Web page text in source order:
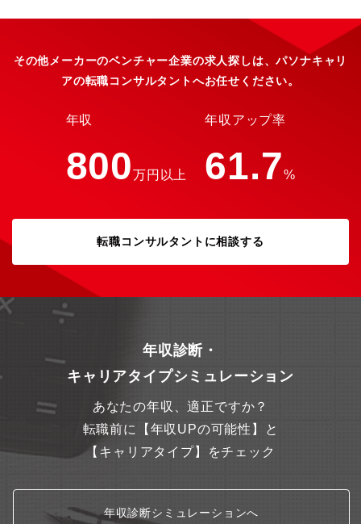
単なる製品開発ではなく、日本の製造業の復権をかけた「産業創
出」に挑めます。・UTM（運航管理システム）で世界シェアトッ
プクラスの実績を持つ当社だからこそ、ハードとソフトが高度に
融合した戦いが可能です。・自分が主体となって携わったプロダ
クトが海外で展開され、大きな社会的インパクトを持つことが出
「Unlock “X” Dimensions（異なる次元を融合し、豊かな未来を
空飛ぶクルマの運航を実現するための運航管理システム（UTM）
の開発・提供にも注力し、幅広い産業に貢献しています。主に、
Industry Insightsが発表する『ドローンサービス企業 世界ランキ
でトップ3にランクインしています。ドローンや空飛ぶクルマの普
及を見据え、低い空域の安全かつ効率的な移動を支える“低空域経
済圏のグローバルプラットフォーマー”として社会課題の解決を目
指します。▼大きなトピック・2022年シリーズBにて80億円の資
ャー企業として国交省ファンドから初出資・2023年1月世界時価
総額2位のアラムコのVCよりアジア初の資金調達、サウジアラビ
アに子会社設立（現在累計資金調達額：126億円）・グローバルコ
新・国土交通省、経済産業省が共同事務局で運営する「空の移動
革命に向けた官民協議会」に参画・「日本スタートアップ大賞
（https://speakerdeck.com/terradrone1/terradrone-
その他メーカーのベンチャー企業の求人探しは、パソナキャリ
アの転職コンサルタントへお任せください。
年収
800万円以上
年収アップ率
61.7%
転職コンサルタントに相談する
年収診断・
キャリアタイプシミュレーション
あなたの年収、適正ですか？
転職前に【年収UPの可能性】と
【キャリアタイプ】をチェック
年収診断シミュレーションへ